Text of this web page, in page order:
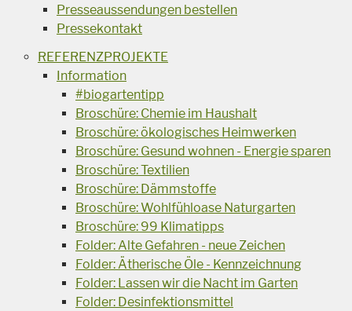
Presseaussendungen bestellen
Pressekontakt
REFERENZPROJEKTE
Information
#biogartentipp
Broschüre: Chemie im Haushalt
Broschüre: ökologisches Heimwerken
Broschüre: Gesund wohnen - Energie sparen
Broschüre: Textilien
Broschüre: Dämmstoffe
Broschüre: Wohlfühloase Naturgarten
Broschüre: 99 Klimatipps
Folder: Alte Gefahren - neue Zeichen
Folder: Ätherische Öle - Kennzeichnung
Folder: Lassen wir die Nacht im Garten
Folder: Desinfektionsmittel